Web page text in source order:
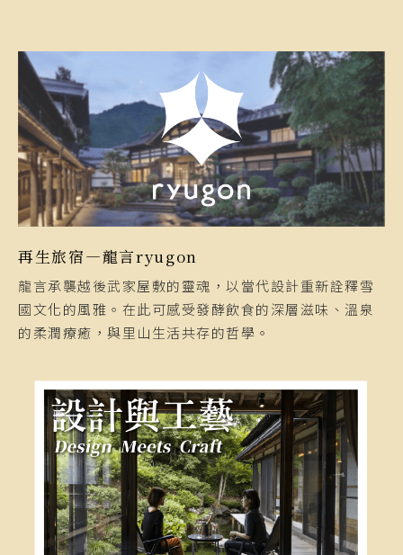
再生旅宿—龍言ryugon
龍言承襲越後武家屋敷的靈魂，以當代設計重新詮釋雪
國文化的風雅。在此可感受發酵飲食的深層滋味、溫泉
的柔潤療癒，與里山生活共存的哲學。